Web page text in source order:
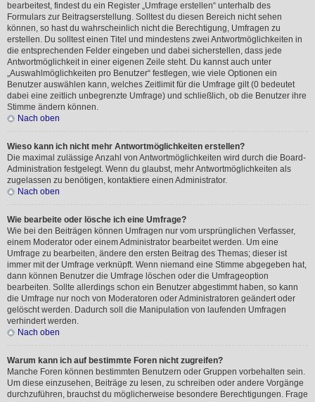
bearbeitest, findest du ein Register „Umfrage erstellen“ unterhalb des
Formulars zur Beitragserstellung. Solltest du diesen Bereich nicht sehen
können, so hast du wahrscheinlich nicht die Berechtigung, Umfragen zu
erstellen. Du solltest einen Titel und mindestens zwei Antwortmöglichkeiten in
die entsprechenden Felder eingeben und dabei sicherstellen, dass jede
Antwortmöglichkeit in einer eigenen Zeile steht. Du kannst auch unter
„Auswahlmöglichkeiten pro Benutzer“ festlegen, wie viele Optionen ein
Benutzer auswählen kann, welches Zeitlimit für die Umfrage gilt (0 bedeutet
dabei eine zeitlich unbegrenzte Umfrage) und schließlich, ob die Benutzer ihre
Stimme ändern können.
Nach oben
Wieso kann ich nicht mehr Antwortmöglichkeiten erstellen?
Die maximal zulässige Anzahl von Antwortmöglichkeiten wird durch die Board-
Administration festgelegt. Wenn du glaubst, mehr Antwortmöglichkeiten als
zugelassen zu benötigen, kontaktiere einen Administrator.
Nach oben
Wie bearbeite oder lösche ich eine Umfrage?
Wie bei den Beiträgen können Umfragen nur vom ursprünglichen Verfasser,
einem Moderator oder einem Administrator bearbeitet werden. Um eine
Umfrage zu bearbeiten, ändere den ersten Beitrag des Themas; dieser ist
immer mit der Umfrage verknüpft. Wenn niemand eine Stimme abgegeben hat,
dann können Benutzer die Umfrage löschen oder die Umfrageoption
bearbeiten. Sollte allerdings schon ein Benutzer abgestimmt haben, so kann
die Umfrage nur noch von Moderatoren oder Administratoren geändert oder
gelöscht werden. Dadurch soll die Manipulation von laufenden Umfragen
verhindert werden.
Nach oben
Warum kann ich auf bestimmte Foren nicht zugreifen?
Manche Foren können bestimmten Benutzern oder Gruppen vorbehalten sein.
Um diese einzusehen, Beiträge zu lesen, zu schreiben oder andere Vorgänge
durchzuführen, brauchst du möglicherweise besondere Berechtigungen. Frage